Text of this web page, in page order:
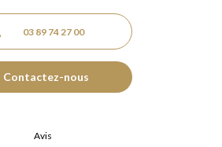
03 89 74 27 00
Contactez-nous
Avis